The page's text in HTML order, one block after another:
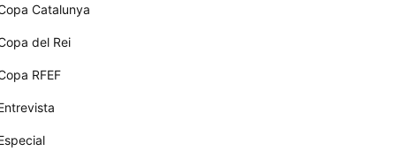
Catalunya
del Rei
RFEF